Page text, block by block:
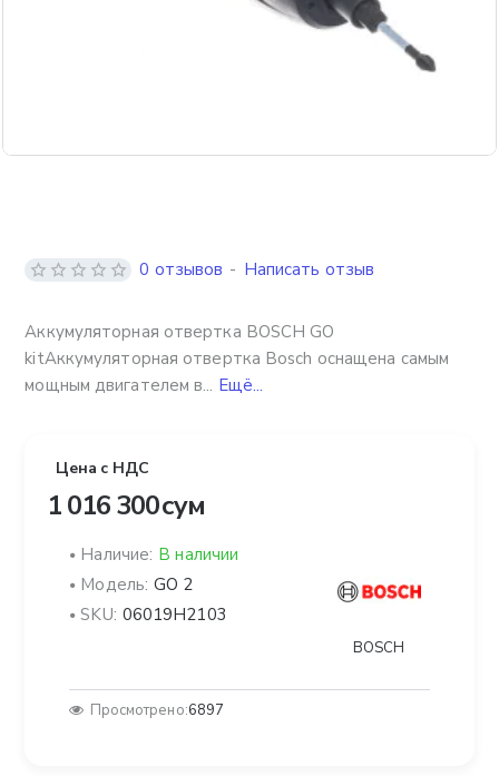
Аккумуляторная отвертка BOSCH GO
kitАккумуляторная отвертка Bosch оснащена самым
мощным двигателем в... Ещё...
0 отзывов - Написать отзыв
Цена с НДС
1 016 300 сум
Наличие: В наличии
Модель: GO 2
SKU: 06019H2103
BOSCH
Просмотрено:6897